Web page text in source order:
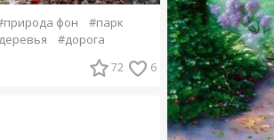
фон
#парк
#дорога
72 6